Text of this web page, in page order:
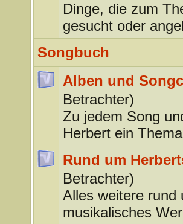
Dinge, die zum
gesucht oder
Songbuch
Alben und
Betrachter)
Zu jedem Song
Herbert ein Thema
Rund um
Betrachter)
Alles weitere rund
musikalisches